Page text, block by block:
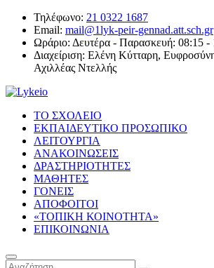
Τηλέφωνο: 21 0322 1687
Email: mail@1lyk-peir-gennad.att.sch.gr
Ωράριο: Δευτέρα - Παρασκευή: 08:15 -
Διαχείριση: Ελένη Κύτταρη,
Αχιλλέας Ντελλής
ΤΟ ΣΧΟΛΕΙΟ
ΕΚΠΑΙΔΕΥΤΙΚΟ ΠΡΟΣΩΠΙΚΟ
ΛΕΙΤΟΥΡΓΙΑ
ΑΝΑΚΟΙΝΩΣΕΙΣ
ΔΡΑΣΤΗΡΙΟΤΗΤΕΣ
ΜΑΘΗΤΕΣ
ΓΟΝΕΙΣ
ΑΠΟΦΟΙΤΟΙ
«ΤΟΠΙΚΗ ΚΟΙΝΟΤΗΤΑ»
ΕΠΙΚΟΙΝΩΝΙΑ